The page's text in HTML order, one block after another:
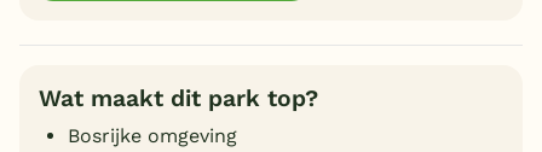
Wat maakt dit park top?
Bosrijke omgeving